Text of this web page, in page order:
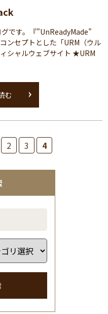
です。『”UnReadyMade”
ンセプトとした「URM（ウル
シャルウェブサイト ★URM
む
2 3 4